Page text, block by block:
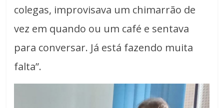
colegas, improvisava um chimarrão de
vez em quando ou um café e sentava
para conversar. Já está fazendo muita
falta”.